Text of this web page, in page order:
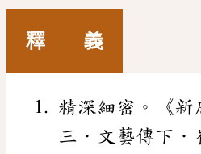
釋 義
精深細密。《新
三．文藝傳下．